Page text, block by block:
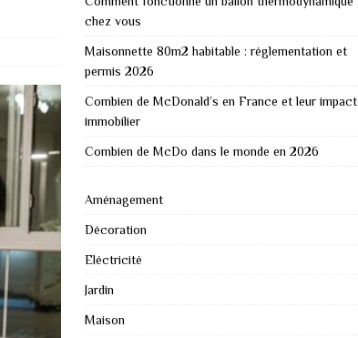
chez vous
Maisonnette 80m2 habitable : réglementation et
permis 2026
Combien de McDonald’s en France et leur impact
immobilier
Combien de McDo dans le monde en 2026
Aménagement
Décoration
Eléctricité
Jardin
Maison